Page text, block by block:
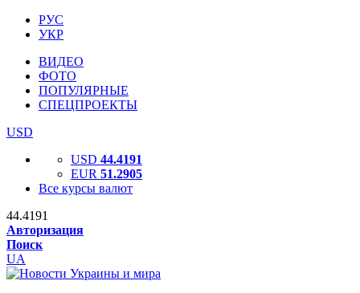
РУС
УКР
ВИДЕО
ФОТО
ПОПУЛЯРНЫЕ
СПЕЦПРОЕКТЫ
USD
USD 44.4191
EUR 51.2905
Все курсы валют
44.4191
Авторизация
Поиск
UA